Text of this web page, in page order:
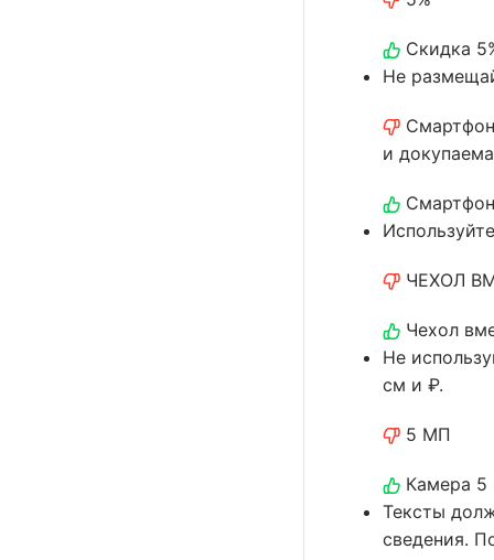
Скидка
Не
и
ЧЕХОЛ
Чехол
Не
см и ₽.
5 МП
Камера
Тексты
сведения.